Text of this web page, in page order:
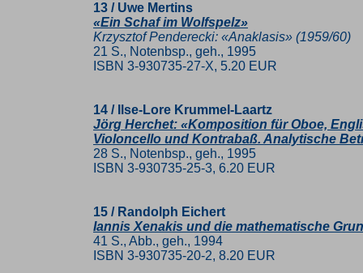
13 / Uwe Mertins
«Ein Schaf im Wolfspelz»
Krzysztof Penderecki: «Anaklasis» (1959/60)
21 S., Notenbsp., geh., 1995
ISBN 3-930735-27-X, 5.20 EUR
14 / Ilse-Lore Krummel-Laartz
Jörg Herchet: «Komposition für Oboe,
Violoncello und Kontrabaß. Analytische
28 S., Notenbsp., geh., 1995
ISBN 3-930735-25-3, 6.20 EUR
15 / Randolph Eichert
Iannis Xenakis und die mathematische
41 S., Abb., geh., 1994
ISBN 3-930735-20-2, 8.20 EUR